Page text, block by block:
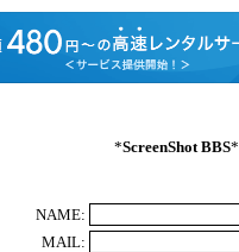
*ScreenShot BBS*
NAME:
MAIL: